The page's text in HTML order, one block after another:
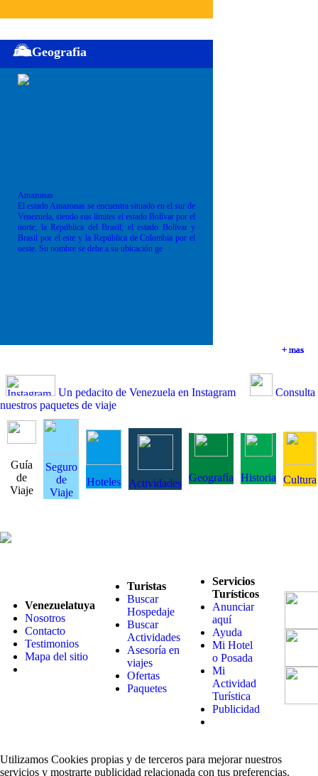
+ mas
+ mas
+ mas
Geografia
Amazonas
El estado Amazonas se encuentra situado en el sur de
Venezuela, siendo sus límites el estado Bolívar por el
norte; la República del Brasil; el estado Bolívar y
Brasil por el este y la República de Colombia por el
oeste. Su nombre se debe a su ubicación ge
+ mas
Un pedacito de Venezuela en Instagram
Consulta
nuestros paquetes de viaje
Guía
de
Viaje
Seguro
de
Viaje
Hoteles Actividades Geografía Historia Cultura
Venezuelatuya
Nosotros
Contacto
Testimonios
Mapa del sitio
Turistas
Buscar
Hospedaje
Buscar
Actividades
Asesoría en
viajes
Ofertas
Paquetes
Servicios
Turísticos
Anunciar
aquí
Ayuda
Mi Hotel
o Posada
Mi
Actividad
Turística
Publicidad
Utilizamos Cookies propias y de terceros para mejorar nuestros
servicios y mostrarte publicidad relacionada con tus preferencias.